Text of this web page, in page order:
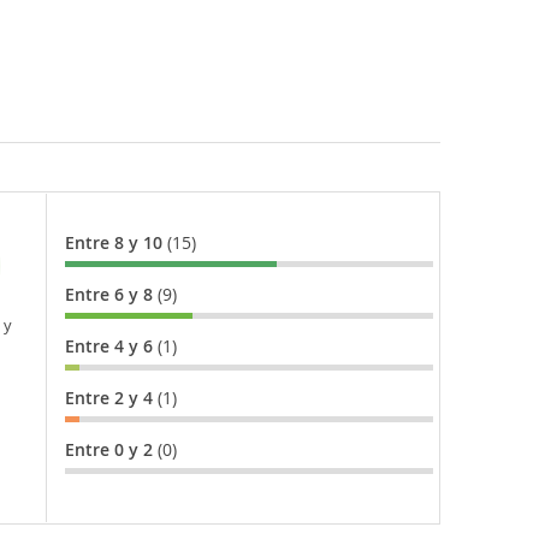
y
Entre 8 y 10 (15)
Entre 6 y 8 (9)
Entre 4 y 6 (1)
Entre 2 y 4 (1)
Entre 0 y 2 (0)